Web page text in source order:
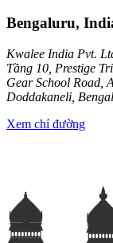
Bengaluru,
Kwalee India Pvt.
Tầng 10, Prestige
Gear School Road,
Doddakaneli,
Xem chỉ đường